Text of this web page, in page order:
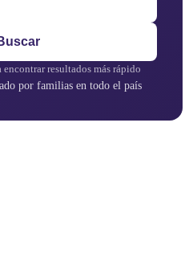
resultados más rápido
por familias en todo el país